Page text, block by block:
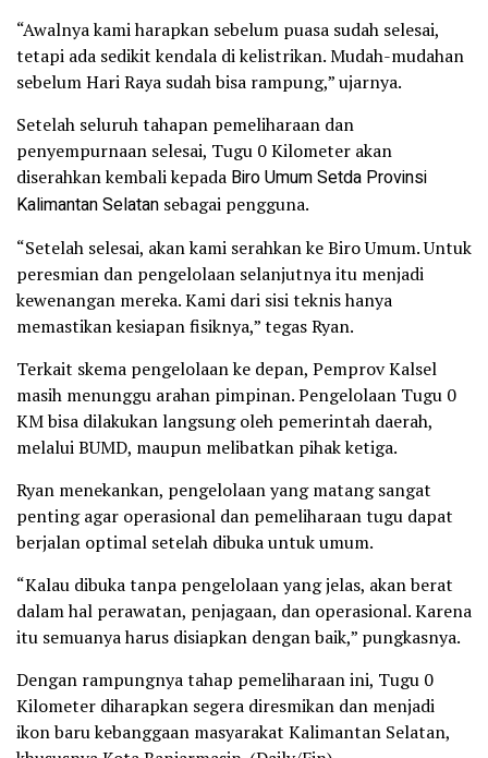
“Awalnya kami harapkan sebelum puasa sudah selesai,
tetapi ada sedikit kendala di kelistrikan. Mudah-mudahan
sebelum Hari Raya sudah bisa rampung,” ujarnya.
Setelah seluruh tahapan pemeliharaan dan
penyempurnaan selesai, Tugu 0 Kilometer akan
diserahkan kembali kepada Biro Umum Setda Provinsi
Kalimantan Selatan sebagai pengguna.
“Setelah selesai, akan kami serahkan ke Biro Umum. Untuk
peresmian dan pengelolaan selanjutnya itu menjadi
kewenangan mereka. Kami dari sisi teknis hanya
memastikan kesiapan fisiknya,” tegas Ryan.
Terkait skema pengelolaan ke depan, Pemprov Kalsel
masih menunggu arahan pimpinan. Pengelolaan Tugu 0
KM bisa dilakukan langsung oleh pemerintah daerah,
melalui BUMD, maupun melibatkan pihak ketiga.
Ryan menekankan, pengelolaan yang matang sangat
penting agar operasional dan pemeliharaan tugu dapat
berjalan optimal setelah dibuka untuk umum.
“Kalau dibuka tanpa pengelolaan yang jelas, akan berat
dalam hal perawatan, penjagaan, dan operasional. Karena
itu semuanya harus disiapkan dengan baik,” pungkasnya.
Dengan rampungnya tahap pemeliharaan ini, Tugu 0
Kilometer diharapkan segera diresmikan dan menjadi
ikon baru kebanggaan masyarakat Kalimantan Selatan,